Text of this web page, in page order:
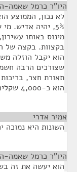
היו"ר כרמל שאמה-
לא נכון, הממוצע
מינוס באותו
בקצוות. בקצה של
הוא יקבל הוזלה
שצורכים הרבה
תאורת חצר,
הוא כ-4,000 שקלים, אז הוא ישלם עוד 1.5%-2%.
אמיר אדרי
השונות היא נמוכה
היו"ר כרמל שאמה-
הוא יעשה את זה